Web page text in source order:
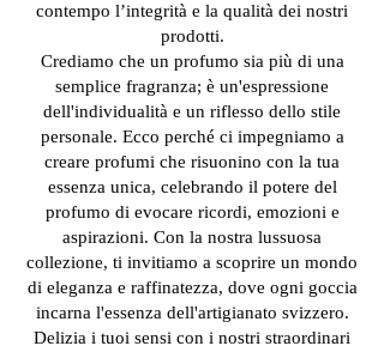
contempo l’integrità e la qualità dei nostri
prodotti.
Crediamo che un profumo sia più di una
semplice fragranza; è un'espressione
dell'individualità e un riflesso dello stile
personale. Ecco perché ci impegniamo a
creare profumi che risuonino con la tua
essenza unica, celebrando il potere del
profumo di evocare ricordi, emozioni e
aspirazioni. Con la nostra lussuosa
collezione, ti invitiamo a scoprire un mondo
di eleganza e raffinatezza, dove ogni goccia
incarna l'essenza dell'artigianato svizzero.
Delizia i tuoi sensi con i nostri straordinari